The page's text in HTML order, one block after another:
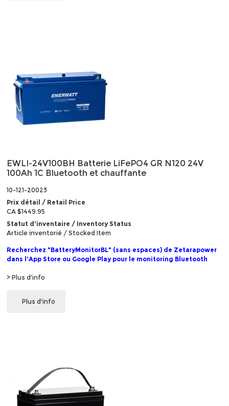
EWLI-24V100BH Batterie LiFePO4 GR N120 24V
100Ah 1C Bluetooth et chauffante
10-121-20023
Prix détail / Retail Price
CA $1449.95
Statut d'inventaire / Inventory Status
Article inventorié / Stocked Item
Recherchez "BatteryMonitorBL" (sans espaces) de Zetarapower
dans l'App Store ou Google Play pour le monitoring Bluetooth
> Plus d'info
Plus d'info